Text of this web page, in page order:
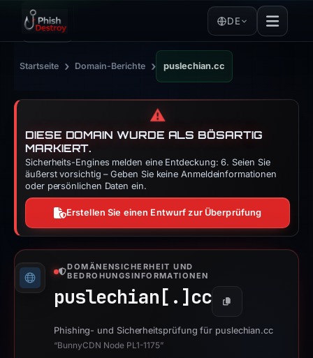
DE
Startseite › Domain-Berichte › puslechian.cc
⚠️
DIESE DOMAIN WURDE ALS BÖSARTIG
MARKIERT.
Sicherheits-Engines melden eine Entdeckung: 6. Seien Sie
äußerst vorsichtig – Geben Sie keine Anmeldeinformationen
oder persönlichen Daten ein.
Erstellen Sie einen Entwurf zur Überprüfung
DOMÄNENSICHERHEIT UND
BEDROHUNGSINFORMATIONEN
puslechian[.] cc Kopieren
Phishing- und Sicherheitsprüfung für puslechian.cc
“BunnyCDN Node PL1-1175”